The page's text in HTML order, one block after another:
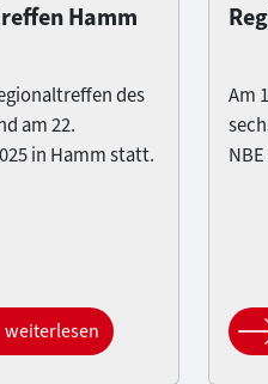
Hamm
des
am 22.
in Hamm statt.
weiterlesen
Am